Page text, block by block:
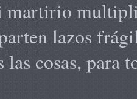
martirio
lazos
las cosas, para